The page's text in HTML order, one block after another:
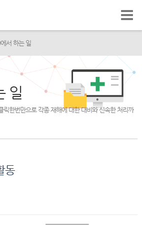
서 하는 일
일
릭한번만으로 각종 재해에 대한 대비와 신속한 처리까
동